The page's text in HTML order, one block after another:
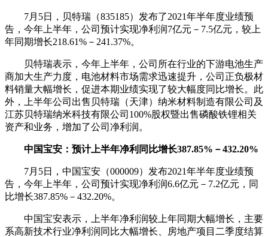
7月5日，贝特瑞（835185）发布了2021年半年度业绩预
告，今年上半年，公司预计实现净利润7亿元－7.5亿元，较上
年同期增长218.61%－241.37%。
贝特瑞表示，今年上半年，公司所在行业的下游电池生产
商加大生产力度，电池材料市场需求迅速提升，公司正负极材
料销量大幅增长，促进本期业绩实现了较大幅度同比增长。此
外，上半年公司出售贝特瑞（天津）纳米材料制造有限公司及
江苏贝特瑞纳米科技有限公司100%股权暨出售磷酸铁锂相关
资产和业务，增加了公司净利润。
中国宝安：预计上半年净利同比增长387.85%－432.20%
7月5日，中国宝安（000009）发布2021年半年度业绩预
告，今年上半年，公司预计实现净利润6.6亿元－7.2亿元，同
比增长387.85%－432.20%。
中国宝安表示，上半年净利润较上年同期大幅增长，主要
系高新技术行业净利润同比大幅增长、房地产项目二季度结算